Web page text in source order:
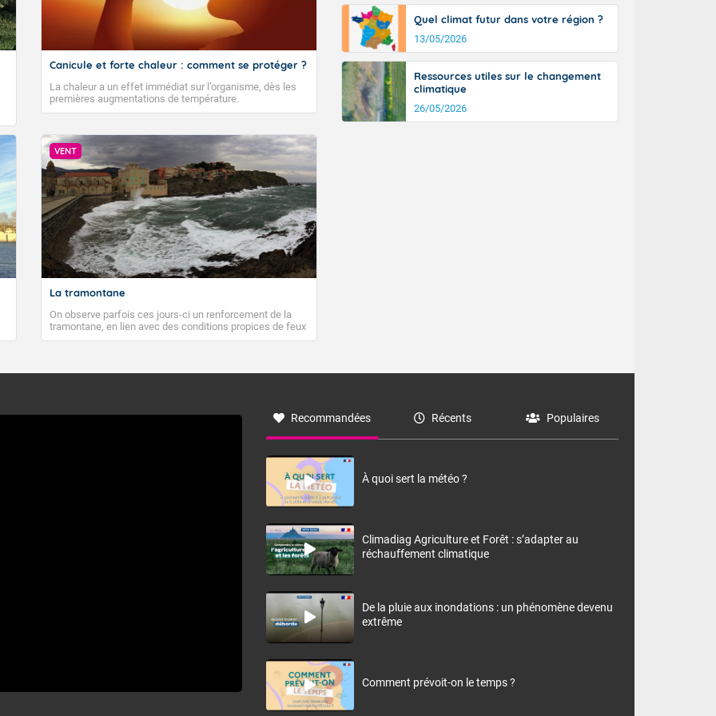
Canicule et forte chaleur : comment se protéger ?
La chaleur a un effet immédiat sur l’organisme, dès les
premières augmentations de température.
VENT
La tramontane
On observe parfois ces jours-ci un renforcement de la
tramontane, en lien avec des conditions propices de feux
de forêt. Mais qu'est-ce que la tramontane ? Quelles sont
à nord-ouest, dans un secteur qui part du Roussillon à la
monts, en allusion aux régions montagneuses d’où
Quel climat futur dans votre région ?
13/05/2026
Ressources utiles sur le changement
climatique
26/05/2026
Recommandées Récents Populaires
À quoi sert la météo ?
Climadiag Agriculture et Forêt : s’adapter au
réchauffement climatique
De la pluie aux inondations : un phénomène devenu
extrême
Comment prévoit-on le temps ?